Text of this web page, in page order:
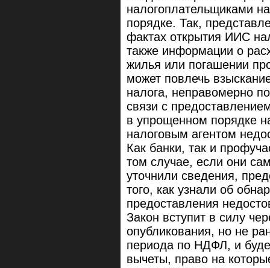
налогоплательщиками
порядке. Так,
фактах открытия ИИС
также информации о
жилья или погашении
может повлечь
налога, неправомерно
связи с
в упрощенном порядке
налоговым агентом
Как банки, так и
том случае, если они
уточнили сведения,
того, как узнали об
предоставления
Закон вступит в силу
опубликования, но не
периода по НДФЛ, и
вычеты, право на